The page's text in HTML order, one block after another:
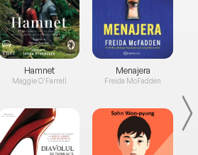
Hamnet
Maggie O'Farrell
Menajera
Freida McFadden